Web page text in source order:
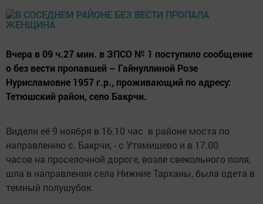
Вчера в 09 ч.27 мин. в ЗПСО № 1 поступило сообщение
о без вести пропавшей – Гайнуллиной Розе
Нурисламовне 1957 г.р., проживающий по адресу:
Тетюшский район, село Бакрчи.
Видели её 9 ноября в 16.10 час в районе моста по
направлению с. Бакрчи, - с Утямишево и в 17.00
часов на проселочной дороге, возле свекольного поля,
шла в направлении села Нижние Тарханы, была одета в
темный полушубок.